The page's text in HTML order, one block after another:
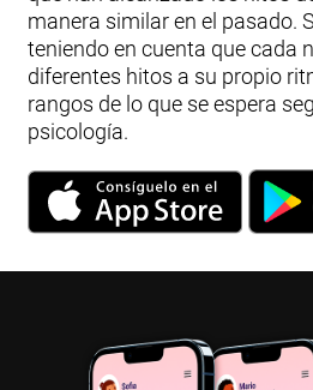
manera similar en el pasado.
teniendo en cuenta que cada
diferentes hitos a su propio
rangos de lo que se espera
psicología.